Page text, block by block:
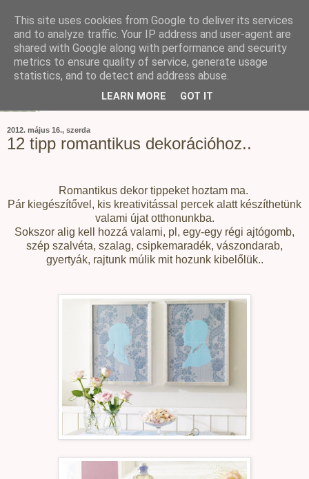
2012. május 16., szerda
12 tipp romantikus dekorációhoz..
Romantikus dekor tippeket hoztam ma.
Pár kiegészítővel, kis kreativitással percek alatt készíthetünk
valami újat otthonunkba.
Sokszor alig kell hozzá valami, pl, egy-egy régi ajtógomb,
szép szalvéta, szalag, csipkemaradék, vászondarab,
gyertyák, rajtunk múlik mit hozunk kibelőlük..
This site uses cookies from Google to deliver its services
and to analyze traffic. Your IP address and user-agent are
shared with Google along with performance and security
metrics to ensure quality of service, generate usage
statistics, and to detect and address abuse.
LEARN MORE GOT IT